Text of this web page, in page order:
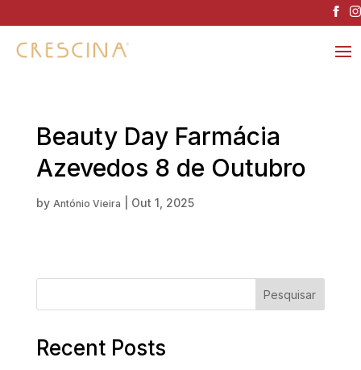
Beauty Day Farmácia
Azevedos 8 de Outubro
by António Vieira Out 1, 2025
Pesquisar
Recent Posts